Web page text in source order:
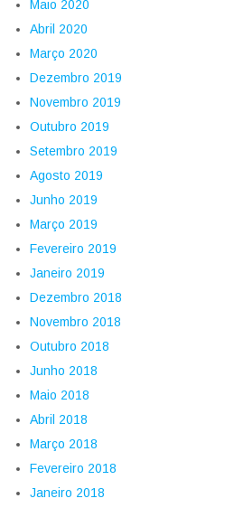
Maio 2020
Abril 2020
Março 2020
Dezembro 2019
Novembro 2019
Outubro 2019
Setembro 2019
Agosto 2019
Junho 2019
Março 2019
Fevereiro 2019
Janeiro 2019
Dezembro 2018
Novembro 2018
Outubro 2018
Junho 2018
Maio 2018
Abril 2018
Março 2018
Fevereiro 2018
Janeiro 2018